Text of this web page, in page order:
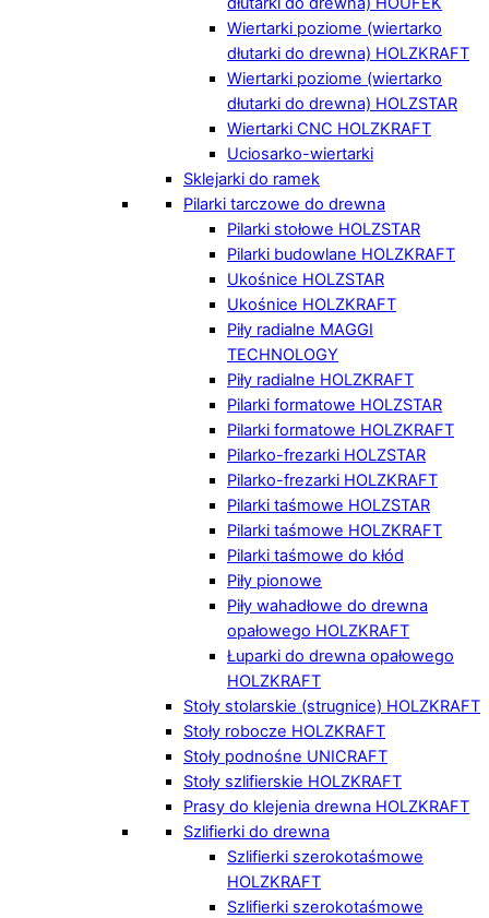
Wiertarki poziome (wiertarko
dłutarki do drewna) HOLZKRAFT
Wiertarki poziome (wiertarko
dłutarki do drewna) HOLZSTAR
Wiertarki CNC HOLZKRAFT
Uciosarko-wiertarki
Sklejarki do ramek
Pilarki tarczowe do drewna
Pilarki stołowe HOLZSTAR
Pilarki budowlane HOLZKRAFT
Ukośnice HOLZSTAR
Ukośnice HOLZKRAFT
Piły radialne MAGGI
TECHNOLOGY
Piły radialne HOLZKRAFT
Pilarki formatowe HOLZSTAR
Pilarki formatowe HOLZKRAFT
Pilarko-frezarki HOLZSTAR
Pilarko-frezarki HOLZKRAFT
Pilarki taśmowe HOLZSTAR
Pilarki taśmowe HOLZKRAFT
Pilarki taśmowe do kłód
Piły pionowe
Piły wahadłowe do drewna
opałowego HOLZKRAFT
Łuparki do drewna opałowego
HOLZKRAFT
Stoły stolarskie (strugnice) HOLZKRAFT
Stoły robocze HOLZKRAFT
Stoły podnośne UNICRAFT
Stoły szlifierskie HOLZKRAFT
Prasy do klejenia drewna HOLZKRAFT
Szlifierki do drewna
Szlifierki szerokotaśmowe
HOLZKRAFT
Szlifierki szerokotaśmowe